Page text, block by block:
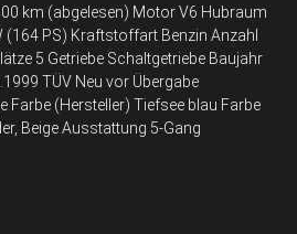
km (abgelesen) Motor V6 Hubraum
(164 PS) Kraftstoffart Benzin Anzahl
5 Getriebe Schaltgetriebe Baujahr
TÜV Neu vor Übergabe
Farbe (Hersteller) Tiefsee blau Farbe
Beige Ausstattung 5-Gang